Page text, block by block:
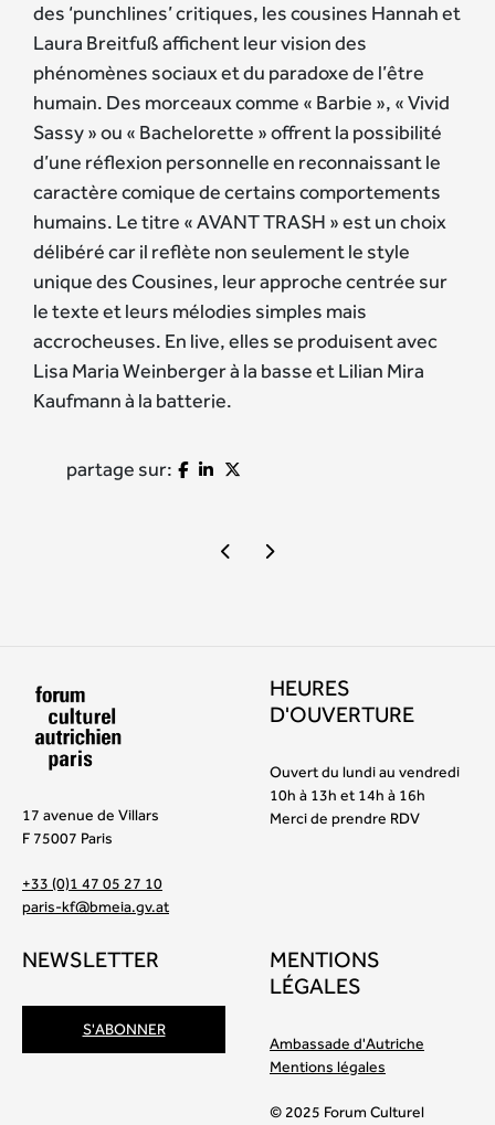
des ‘punchlines’ critiques, les cousines Hannah et
Laura Breitfuß affichent leur vision des
phénomènes sociaux et du paradoxe de l’être
humain. Des morceaux comme « Barbie », « Vivid
Sassy » ou « Bachelorette » offrent la possibilité
d’une réflexion personnelle en reconnaissant le
caractère comique de certains comportements
humains. Le titre « AVANT TRASH » est un choix
délibéré car il reflète non seulement le style
unique des Cousines, leur approche centrée sur
le texte et leurs mélodies simples mais
accrocheuses. En live, elles se produisent avec
Lisa Maria Weinberger à la basse et Lilian Mira
Kaufmann à la batterie.
partage sur:
17 avenue de Villars
F 75007 Paris
+33 (0)1 47 05 27 10
paris-kf@bmeia.gv.at
HEURES
D'OUVERTURE
Ouvert du lundi au vendredi
10h à 13h et 14h à 16h
Merci de prendre RDV
NEWSLETTER
S'ABONNER
MENTIONS
LÉGALES
Ambassade d'Autriche
Mentions légales
© 2025 Forum Culturel